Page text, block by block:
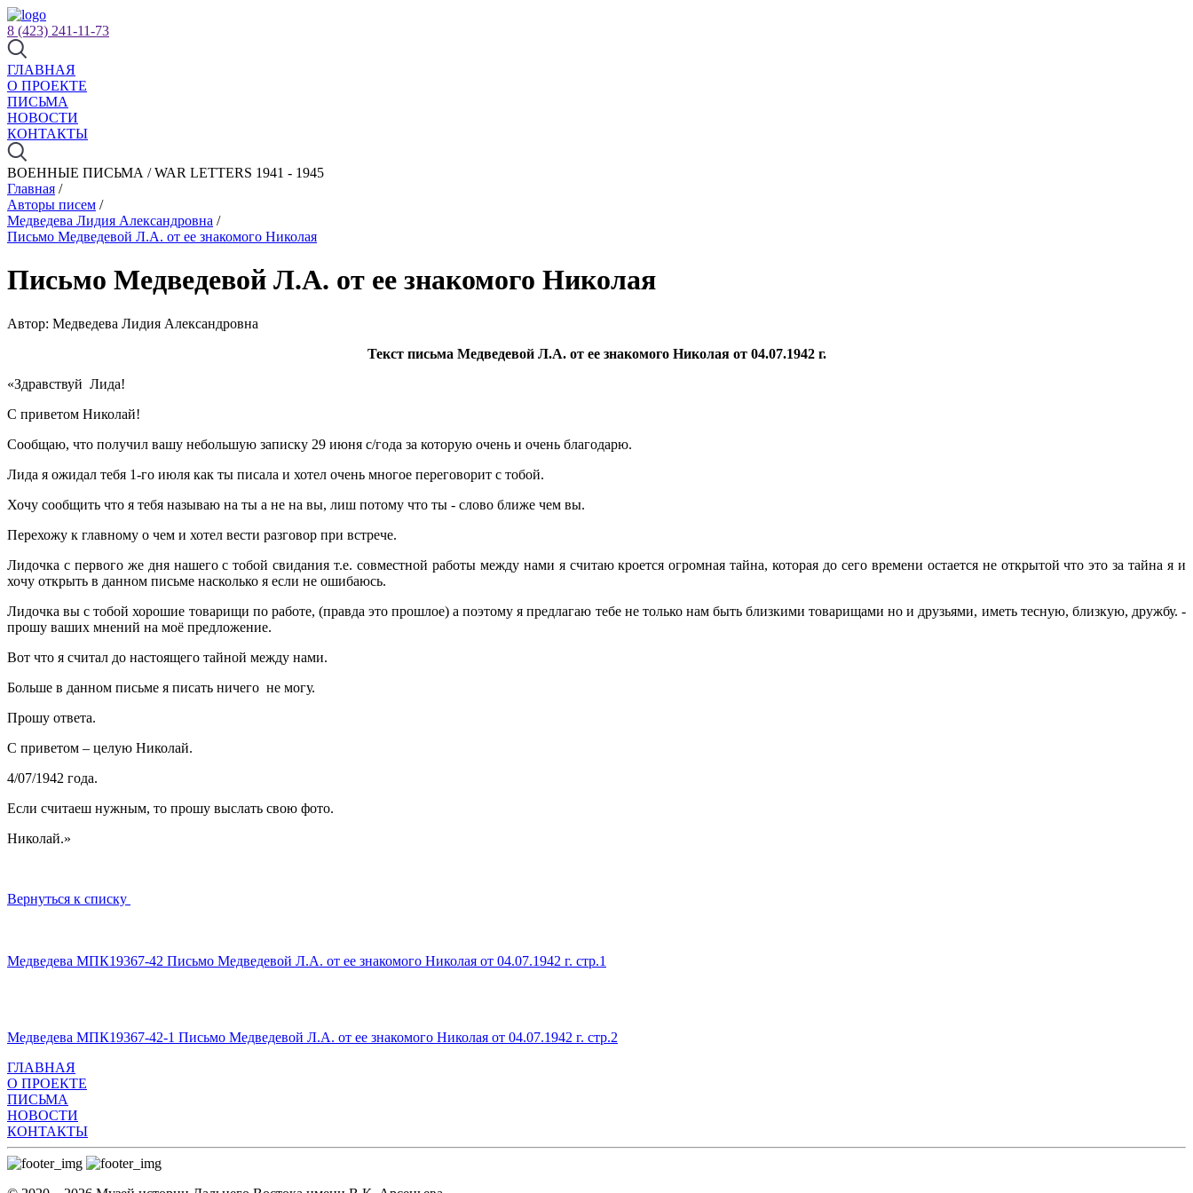
8 (423) 241-11-73
ГЛАВНАЯ
О ПРОЕКТЕ
ПИСЬМА
НОВОСТИ
КОНТАКТЫ
ВОЕННЫЕ ПИСЬМА / WAR LETTERS 1941 - 1945
Главная /
Авторы писем /
Медведева Лидия Александровна /
Письмо Медведевой Л.А. от ее знакомого Николая
Письмо Медведевой Л.А. от ее знакомого Николая
Автор: Медведева Лидия Александровна
Текст письма Медведевой Л.А. от ее знакомого Николая от 04.07.1942 г.
«Здравствуй Лида!
С приветом Николай!
Сообщаю, что получил вашу небольшую записку 29 июня с/года за которую очень и очень благодарю.
Лида я ожидал тебя 1-го июля как ты писала и хотел очень многое переговорит с тобой.
Хочу сообщить что я тебя называю на ты а не на вы, лиш потому что ты - слово ближе чем вы.
Перехожу к главному о чем и хотел вести разговор при встрече.
Лидочка с первого же дня нашего с тобой свидания т.е. совместной работы между нами я считаю кроется огромная тайна, которая до сего времени остается не открытой что это за тайна я и
хочу открыть в данном письме насколько я если не ошибаюсь.
Лидочка вы с тобой хорошие товарищи по работе, (правда это прошлое) а поэтому я предлагаю тебе не только нам быть близкими товарищами но и друзьями, иметь тесную, близкую, дружбу. -
прошу ваших мнений на моё предложение.
Вот что я считал до настоящего тайной между нами.
Больше в данном письме я писать ничего не могу.
Прошу ответа.
С приветом – целую Николай.
4/07/1942 года.
Если считаеш нужным, то прошу выслать свою фото.
Николай.»
Вернуться к списку
Медведева МПК19367-42 Письмо Медведевой Л.А. от ее знакомого Николая от 04.07.1942 г. стр.1
Медведева МПК19367-42-1 Письмо Медведевой Л.А. от ее знакомого Николая от 04.07.1942 г. стр.2
ГЛАВНАЯ
О ПРОЕКТЕ
ПИСЬМА
НОВОСТИ
КОНТАКТЫ